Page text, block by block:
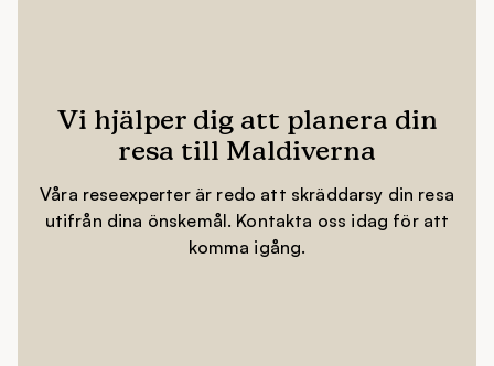
Vi hjälper dig att planera din
resa till Maldiverna
Våra reseexperter är redo att skräddarsy din resa
utifrån dina önskemål. Kontakta oss idag för att
komma igång.